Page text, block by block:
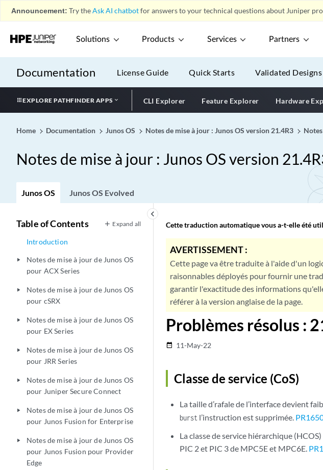
Announcement: Try theAsk AI chatbotfor answers to your technical questions about Juniper
Solutions Products Services Partners
Documentation License Guide Quick Starts Validated Designs
EXPLORE PATHFINDER APPS CLI Explorer Feature Explorer Hardware
Home Documentation Junos OS Notes de mise à jour : Junos OS version 21.4R3
Notes de mise à jour : Junos OS version
Junos OS Junos OS Evolved
keyboard_arrow_left
Table of Contents Expand all
Introduction
play_arrow
Notes de mise à jour de Junos OS
pour ACX Series
play_arrow
Notes de mise à jour de Junos OS
pour cSRX
play_arrow
Notes de mise à jour de Junos OS
pour EX Series
play_arrow
Notes de mise à jour de Junos OS
pour JRR Series
play_arrow
Notes de mise à jour de Junos OS
pour Juniper Secure Connect
play_arrow
Notes de mise à jour de Junos OS
pour Junos Fusion for Enterprise
play_arrow
Notes de mise à jour de Junos OS
pour Junos Fusion pour Provider
Edge
Cette traduction automatique vous a-t-elle été
AVERTISSEMENT :
Cette page va être traduite à l'aide d'un
raisonnables déployés pour fournir une
garantir l'exactitude des informations
référer à la version anglaise de la page.
Problèmes résolus :
date_range 11-May-22
Classe de service (CoS)
La taille d’rafale de l’interface devient
burst l’instruction est supprimée.
La classe de service hiérarchique
PIC 2 et PIC 3 de MPC5E et MPC6E.